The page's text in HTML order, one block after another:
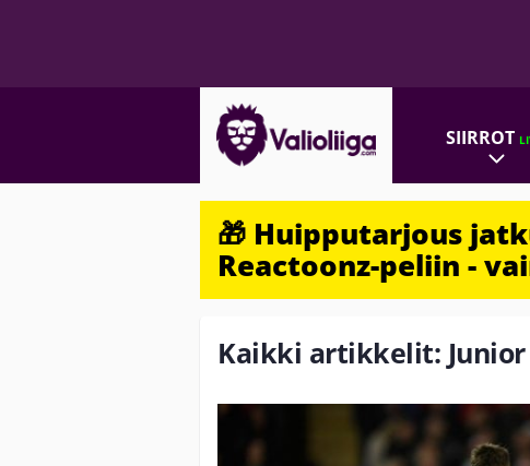
SIIRROT
🎁 Huipputarjous
Reactoonz-peliin -
Kaikki artikkelit: Junior